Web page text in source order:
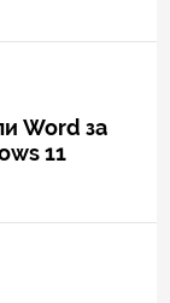
Word за
11